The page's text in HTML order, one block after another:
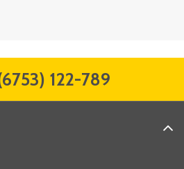
122-789